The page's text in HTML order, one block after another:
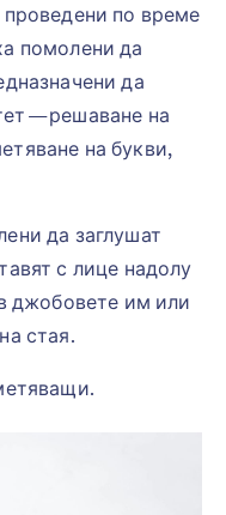
по време
помолени да
да
— решаване на
на букви,
да заглушат
с лице надолу
джобовете им или
стая.